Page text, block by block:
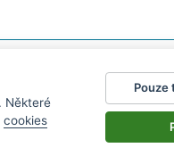
|
na lodówkę samolepky dieťa v aute|
nejpozději do 48 hodin.
Některé
cookies
Pouze